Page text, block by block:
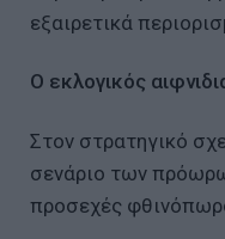
εξαιρετικά
Ο εκλογικός
Στον στρατηγικό
σενάριο των
προσεχές